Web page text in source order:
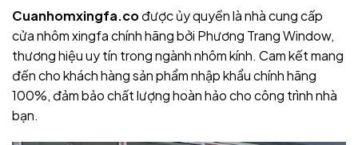
Cuanhomxingfa.cođược ủy quyền là nhà cung cấp
cửa nhôm xingfa chính hãng bởi Phương Trang Window,
thương hiệu uy tín trong ngành nhôm kính. Cam kết mang
đến cho khách hàng sản phẩm nhập khẩu chính hãng
100%, đảm bảo chất lượng hoàn hảo cho công trình nhà
bạn.